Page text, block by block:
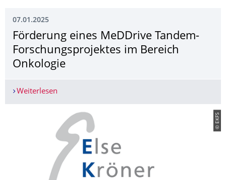
07.01.2025
Förderung eines MeDDrive Tandem-
Forschungsprojek­tes im Bereich
Onkologie
Weiterlesen
© EKFS